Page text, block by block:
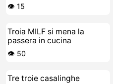
👁️ 15
Troia MILF si mena la
passera in cucina
👁️ 50
Tre troie casalinghe